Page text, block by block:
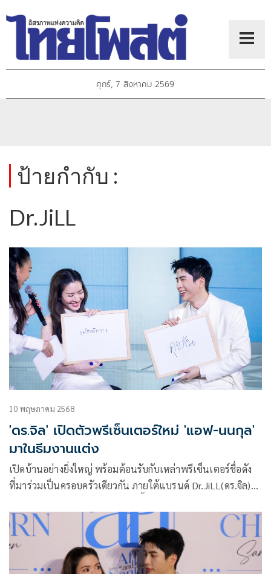
ศุกร์, 7 สิงหาคม 2569
ป้ายกำกับ :
Dr.JiLL
10 พฤษภาคม 2568
'ดร.จิล' เปิดตัวพรีเซ็นเตอร์ใหม่ 'แอฟ-นนกุล'
มาในธีมงานแต่ง
เปิดบ้านอย่างยิ่งใหญ่ พร้อมต้อนรับกับเหล่าพรีเซ็นเตอร์ชื่อดัง
ที่มาร่วมเป็นครอบครัวเดียวกัน ภายใต้แบรนด์ Dr.JiLL(ดร.จิล)
ชั้น 19 Gayson Tower โดยมีดาราชื่อดัง ไม่ว่าจะเป็น แอฟ ทักษ
ร, นนกุล ชานน, บุ๋ม ปนัดดา, ชาย ชาตโยดม, วิกกี้ สุนิสา เจสท์,
แพนเค้ก เขมนิจ, บีม กวี, ออย อฎิพรณ์ ตบเท้าร่วมแชร์
ประสบการณ์ความสวยความงาม พร้อมแขกรับเชิญผู้ใช้จริง อย่าง